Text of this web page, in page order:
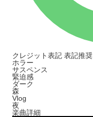
クレジット表記 表記推奨
ホラー
サスペンス
緊迫感
ダーク
森
Vlog
夜
楽曲詳細